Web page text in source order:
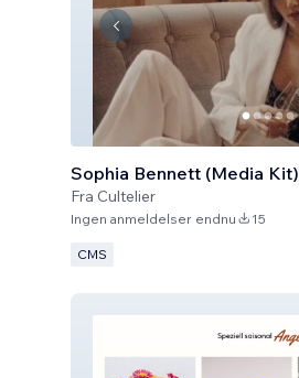
Sophia Bennett (Media Kit)
Fra Cultelier
Ingen anmeldelser endnu 15
CMS